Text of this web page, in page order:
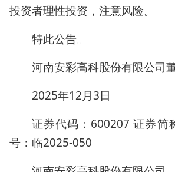
投资者理性投资，注意风险。
特此公告。
河南安彩高科股份有限公司
2025年12月3日
证券代码：600207 证券简
号：临2025-050